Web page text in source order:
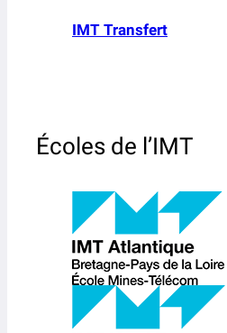
IMT Transfert
Écoles de l’IMT